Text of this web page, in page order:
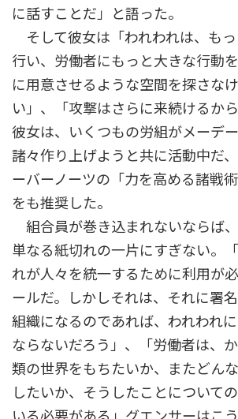
に話すことだ」と語った。
そして彼女は「われわれは、も
行い、労働者にもっと大きな行動
に用意させるような空間を探さな
い」、「攻撃はさらに来続けるか
彼女は、いくつもの労組がメーデ
諸々作り上げようと共に活動中だ
ーバーノーツの「力を高める諸戦
をも推奨した。
組合員が巻き込まれないならば
単なる紙切れの一片にすぎない。
れが人々を統一するために利用が
ールだ。しかしそれは、それに署
組織になるのであれば、われわれ
ならないだろう」、「労働者は、
類の世界をもちたいか、またどん
したいか、そうしたことについて